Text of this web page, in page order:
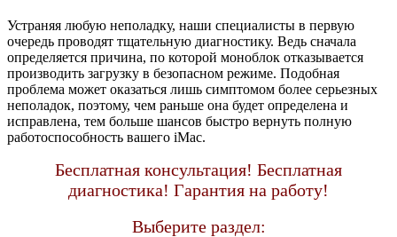
Устраняя любую неполадку, наши специалисты в первую
очередь проводят тщательную диагностику. Ведь сначала
определяется причина, по которой моноблок отказывается
производить загрузку в безопасном режиме. Подобная
проблема может оказаться лишь симптомом более серьезных
неполадок, поэтому, чем раньше она будет определена и
исправлена, тем больше шансов быстро вернуть полную
работоспособность вашего iMac.
Бесплатная консультация! Бесплатная
диагностика! Гарантия на работу!
Выберите раздел: